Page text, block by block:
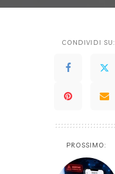
CONDIVIDI SU:
PROSSIMO: